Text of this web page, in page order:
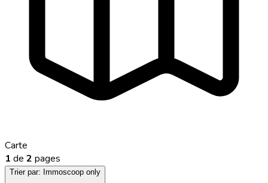
Carte
1 de 2 pages
Trier par: Immoscoop only